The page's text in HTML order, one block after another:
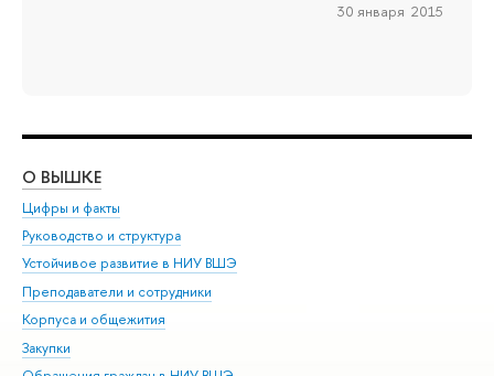
30 января 2015
О ВЫШКЕ
Цифры и факты
Руководство и структура
Устойчивое развитие в НИУ ВШЭ
Преподаватели и сотрудники
Корпуса и общежития
Закупки